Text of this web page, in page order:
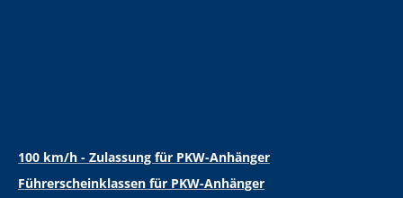
100 km/h - Zulassung für PKW-Anhänger
Führerscheinklassen für PKW-Anhänger